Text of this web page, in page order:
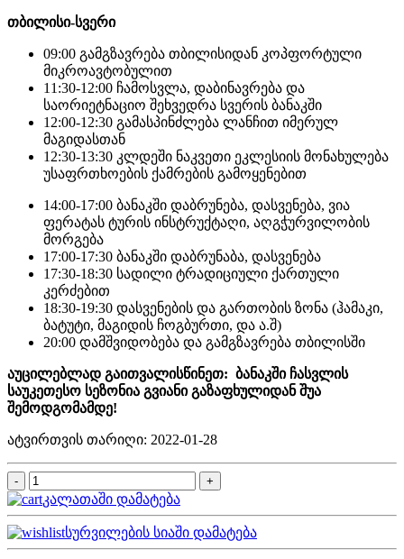
თბილისი-სვერი
09:00 გამგზავრება თბილისიდან კოპფორტული
მიკროავტობულით
11:30-12:00 ჩამოსვლა, დაბინავრება და
საორიეტნაციო შეხვედრა სვერის ბანაკში
12:00-12:30 გამასპინძლება ლანჩით იმერულ
მაგიდასთან
12:30-13:30 კლდეში ნაკვეთი ეკლესიის მონახულება
უსაფრთხოების ქამრების გამოყენებით
14:00-17:00 ბანაკში დაბრუნება, დასვენება, ვია
ფერატას ტურის ინსტრუქტაღი, აღგჭურვილობის
მორგება
17:00-17:30 ბანაკში დაბრუნაბა, დასვენება
17:30-18:30 სადილი ტრადიციული ქართული
კერძებით
18:30-19:30 დასვენების და გართობის ზონა (ჰამაკი,
ბატუტი, მაგიდის ჩოგბურთი, და ა.შ)
20:00 დამშვიდობება და გამგზავრება თბილისში
აუცილებლად გაითვალისწინეთ: ბანაკში ჩასვლის
საუკეთესო სეზონია გვიანი გაზაფხულიდან შუა
შემოდგომამდე!
ატვირთვის თარიღი: 2022-01-28
კალათაში დამატება
სურვილების სიაში დამატება